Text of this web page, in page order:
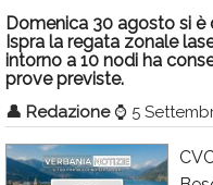
Sport
Eventi
Calendario
Domenica 30 agosto si
Ispra la regata zonale
intorno a 10 nodi ha
prove previste.
👤 Redazione ⌚ 5